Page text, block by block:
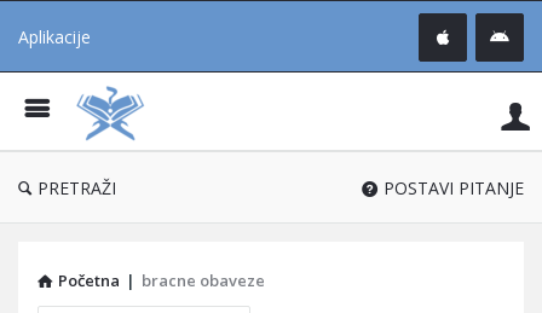
Aplikacije
®
PRETRAŽI POSTAVI PITANJE
Početna | bracne obaveze